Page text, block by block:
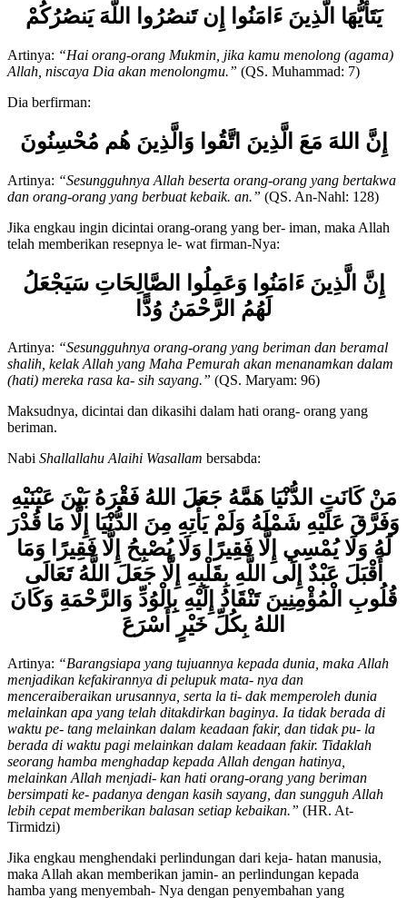
يَتَأَيُّهَا الَّذِينَ ءَامَنُوا إِن تَنصُرُوا اللَّهَ يَنصُرُكُمْ
Artinya:“Hai orang-orang Mukmin, jika kamu menolong (agama)
إِنَّ اللهَ مَعَ الَّذِينَ اتَّقُوا وَالَّذِينَ هُم مُحْسِنُونَ
Artinya:“Sesungguhnya Allah beserta orang-orang yang bertakwa
Jika engkau ingin dicintai orang-orang yang ber- iman, maka Allah
إِنَّ الَّذِينَ ءَامَنُوا وَعَمِلُوا الصَّالِحَاتِ سَيَجْعَلُ
لَهُمُ الرَّحْمَنُ وُدًّا
Artinya:“Sesungguhnya orang-orang yang beriman dan beramal
shalih, kelak Allah yang Maha Pemurah akan menanamkan dalam
Maksudnya, dicintai dan dikasihi dalam hati orang- orang yang
مَنْ كَانَتِ الدُّنْيَا هَمَّهُ جَعَلَ اللهُ فَقْرَهُ بَيْنَ عَيْنَيْهِ
وَفَرَّقَ عَلَيْهِ شَمْلَهُ وَلَمْ يَأْتِهِ مِنَ الدُّنْيَا إِلَّا مَا قُدْرَ
لَهُ وَلَا يُمْسِي إِلَّا فَقِيرًا وَلَا يُصْبِحُ إِلَّا فَقِيرًا وَمَا
أَقْبَلَ عَبْدٌ إِلَى اللَّهِ بِقَلْبِهِ إِلَّا جَعَلَ اللَّهُ تَعَالَى
قُلُوبِ الْمُؤْمِنِينَ تَنْقَادُ إِلَيْهِ بِالْوُدِّ وَالرَّحْمَةِ وَكَانَ
اللهُ بِكُلِّ خَيْرٍ أَسْرَعَ
Artinya:“Barangsiapa yang tujuannya kepada dunia, maka Allah
menjadikan kefakirannya di pelupuk mata- nya dan
menceraiberaikan urusannya, serta la ti- dak memperoleh dunia
melainkan apa yang telah ditakdirkan baginya. Ia tidak berada di
waktu pe- tang melainkan dalam keadaan fakir, dan tidak pu- la
berada di waktu pagi melainkan dalam keadaan fakir. Tidaklah
seorang hamba menghadap kepada Allah dengan hatinya,
melainkan Allah menjadi- kan hati orang-orang yang beriman
bersimpati ke- padanya dengan kasih sayang, dan sungguh Allah
lebih cepat memberikan balasan setiap kebaikan.”
Jika engkau menghendaki perlindungan dari keja- hatan manusia,
maka Allah akan memberikan jamin- an perlindungan kepada